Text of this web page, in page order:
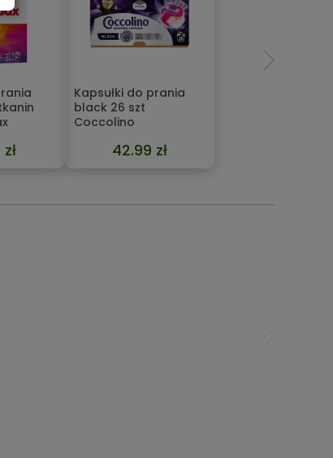
Kapsułki do prania
black 26 szt
Coccolino
42.99 zł